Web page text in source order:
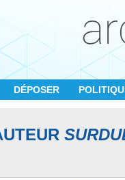
DÉPOSER